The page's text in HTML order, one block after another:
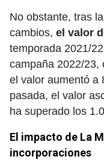
No obstante, tras
cambios, el valor
temporada 2021/
campaña 2022/23,
el valor aumentó a
pasada, el valor
ha superado los
El impacto de La
incorporaciones